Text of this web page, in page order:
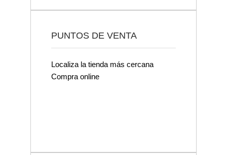
PUNTOS DE VENTA
Localiza la tienda más cercana
Compra online